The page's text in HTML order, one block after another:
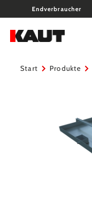
springenEndverbraucher
Start Produkte